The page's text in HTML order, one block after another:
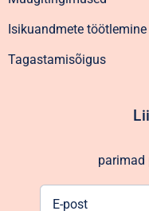
Isikuandmete töötlemine
Tagastamisõigus
parimad